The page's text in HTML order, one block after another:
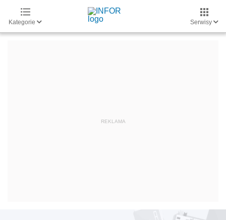
Kategorie Serwisy